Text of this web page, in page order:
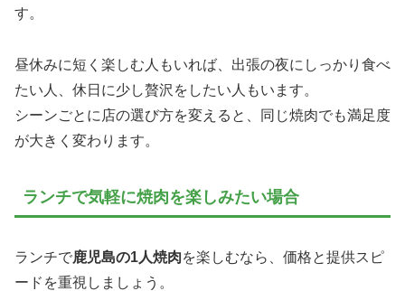
す。
昼休みに短く楽しむ人もいれば、出張の夜にしっかり食べ
たい人、休日に少し贅沢をしたい人もいます。
シーンごとに店の選び方を変えると、同じ焼肉でも満足度
が大きく変わります。
ランチで気軽に焼肉を楽しみたい場合
ランチで鹿児島の1人焼肉を楽しむなら、価格と提供スピ
ードを重視しましょう。